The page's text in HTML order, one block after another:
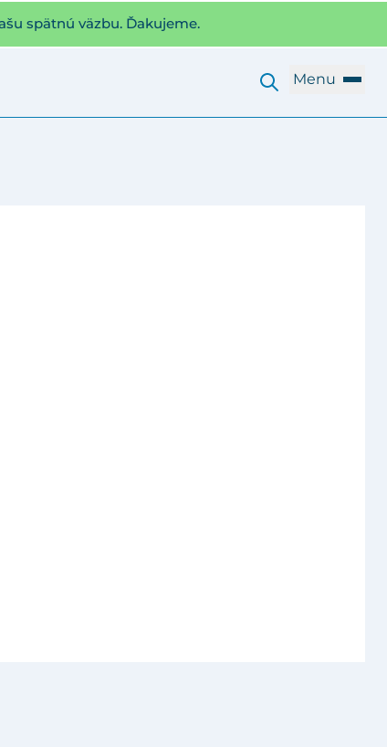
spätnú väzbu. Ďakujeme.
Menu